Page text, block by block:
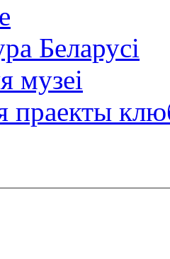
Беларусі
музеі
праекты